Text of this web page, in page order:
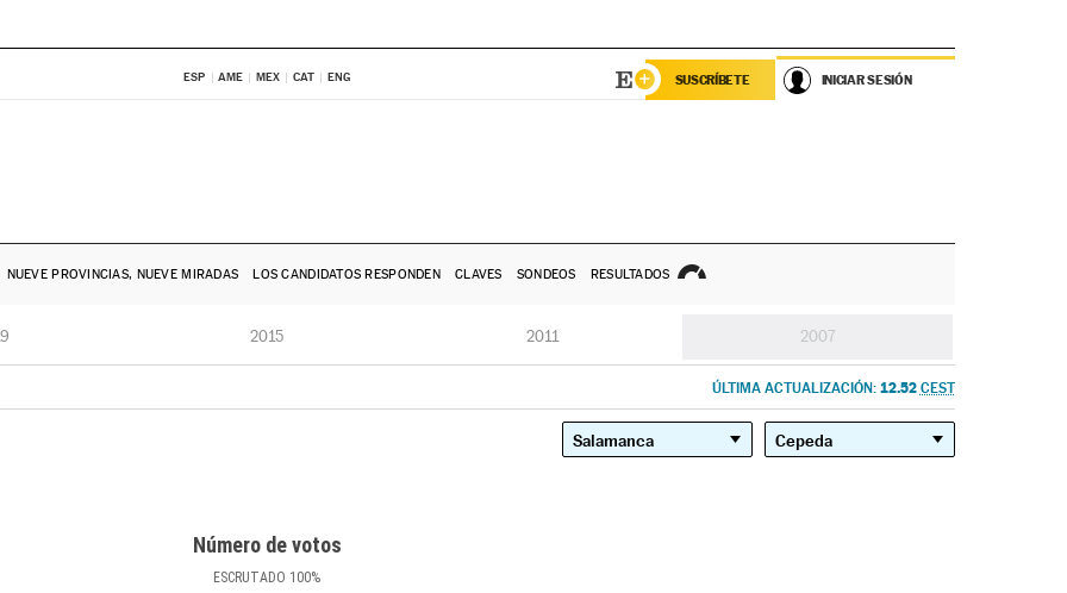
ESP AME MEX CAT ENG SUSCRÍBETE INICIAR SESIÓN
NUEVE PROVINCIAS, NUEVE MIRADAS LOS CANDIDATOS RESPONDEN CLAVES SONDEOS RESULTADOS
2015 2011 2007
ÚLTIMA ACTUALIZACIÓN: 12.52 CEST
Número de votos
ESCRUTADO 100%